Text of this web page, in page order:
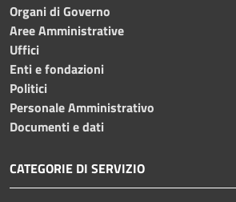
Organi di Governo
Aree Amministrative
Uffici
Enti e fondazioni
Politici
Personale Amministrativo
Documenti e dati
CATEGORIE DI SERVIZIO